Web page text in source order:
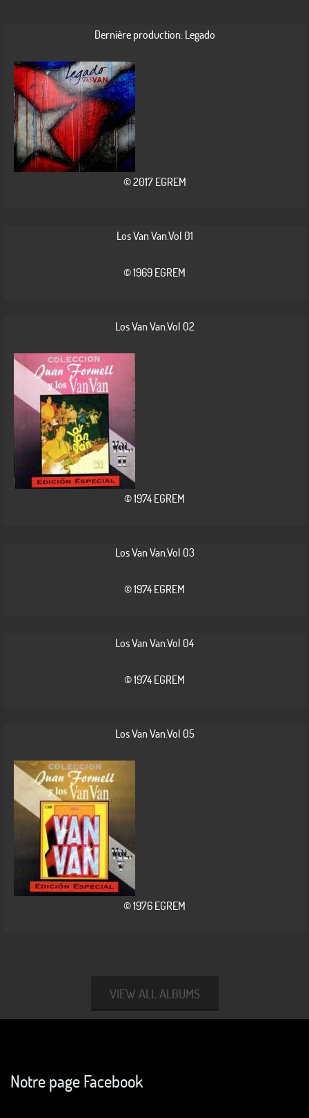
Dernière production: Legado
© 2017 EGREM
Los Van Van.Vol 01
© 1969 EGREM
Los Van Van.Vol 02
© 1974 EGREM
Los Van Van.Vol 03
© 1974 EGREM
Los Van Van.Vol 04
© 1974 EGREM
Los Van Van.Vol 05
© 1976 EGREM
VIEW ALL ALBUMS
Notre page Facebook